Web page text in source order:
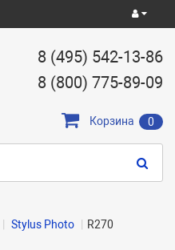
8 (495) 542-13-86
8 (800) 775-89-09
Корзина 0
Stylus Photo R270